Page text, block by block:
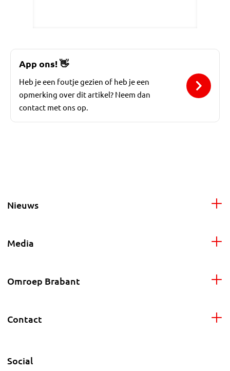
App ons!👋
Heb je een foutje gezien of heb je een
opmerking over dit artikel? Neem dan
contact met ons op.
Nieuws
Media
Omroep Brabant
Contact
Social